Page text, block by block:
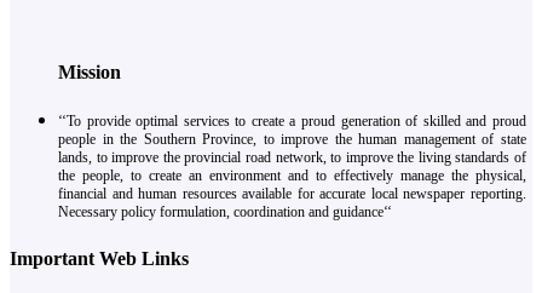
Mission
‘‘To provide optimal services to create a proud generation of skilled and proud
people in the Southern Province, to improve the human management of state
lands, to improve the provincial road network, to improve the living standards of
the people, to create an environment and to effectively manage the physical,
financial and human resources available for accurate local newspaper reporting.
Necessary policy formulation, coordination and guidance‘‘
Important Web Links